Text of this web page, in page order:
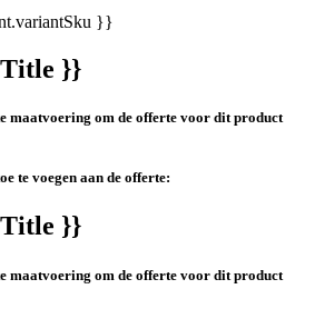
}}
}}
maatvoering om de offerte voor dit product
te voegen aan de offerte:
}}
maatvoering om de offerte voor dit product